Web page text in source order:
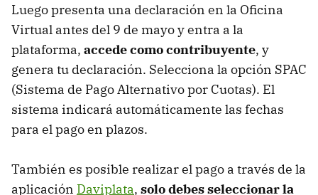
Luego presenta una declaración en la Oficina
Virtual antes del 9 de mayo y entra a la
plataforma, accede como contribuyente, y
genera tu declaración. Selecciona la opción SPAC
(Sistema de Pago Alternativo por Cuotas). El
sistema indicará automáticamente las fechas
para el pago en plazos.
También es posible realizar el pago a través de la
aplicación Daviplata, solo debes seleccionar la